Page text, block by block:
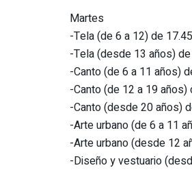
Martes
-Tela (de 6 a 12) de
-Tela (desde 13 años)
-Canto (de 6 a 11 años)
-Canto (de 12 a 19 años)
-Canto (desde 20 años)
-Arte urbano (de 6 a 11
-Arte urbano (desde 12
-Diseño y vestuario